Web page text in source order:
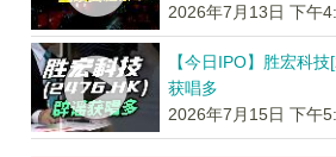
2026年7月13日 下午
【今日IPO】胜宏科
获唱多
2026年7月15日 下午